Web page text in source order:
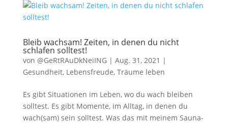
Bleib wachsam! Zeiten, in denen du nicht
schlafen solltest!
von @GeRtRAuDkNeiING| Aug. 31, 2021 |
Gesundheit, Lebensfreude, Träume leben
Es gibt Situationen im Leben, wo du wach bleiben
solltest. Es gibt Momente, im Alltag, in denen du
wach(sam) sein solltest. Was das mit meinem Sauna-